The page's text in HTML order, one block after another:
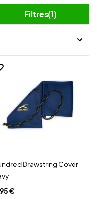
pour les grips, des
encore.
Shop et bénéficiez
Filtres(1)
Drawstring Cover
€